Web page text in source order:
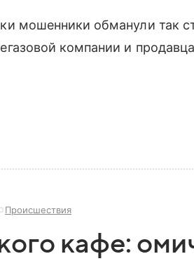
мошенники обманули так
компании и
Происшествия
кафе: